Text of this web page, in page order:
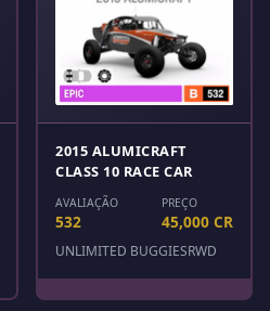
2015 ALUMICRAFT
CLASS 10 RACE CAR
AVALIAÇÃO
532
PREÇO
45,000 CR
UNLIMITED BUGGIESRWD